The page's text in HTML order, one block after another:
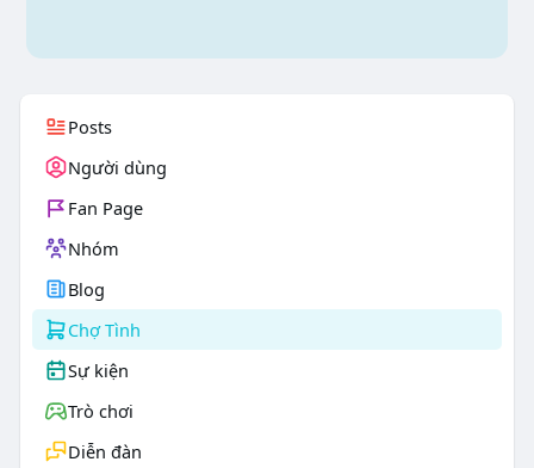
Posts
Người dùng
Fan Page
Nhóm
Blog
Chợ Tình
Sự kiện
Trò chơi
Diễn đàn